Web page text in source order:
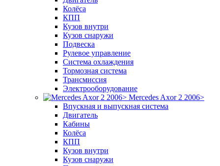
Колёса
КПП
Кузов внутри
Кузов снаружи
Подвеска
Рулевое управление
Система охлаждения
Тормозная система
Трансмиссия
Электрооборудование
Mercedes Axor 2 2006>
Впускная и выпускная система
Двигатель
Кабины
Колёса
КПП
Кузов внутри
Кузов снаружи